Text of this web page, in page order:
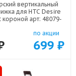
вертикальный
для HTC Desire
короной арт: 48079-
по акции
699 ₽